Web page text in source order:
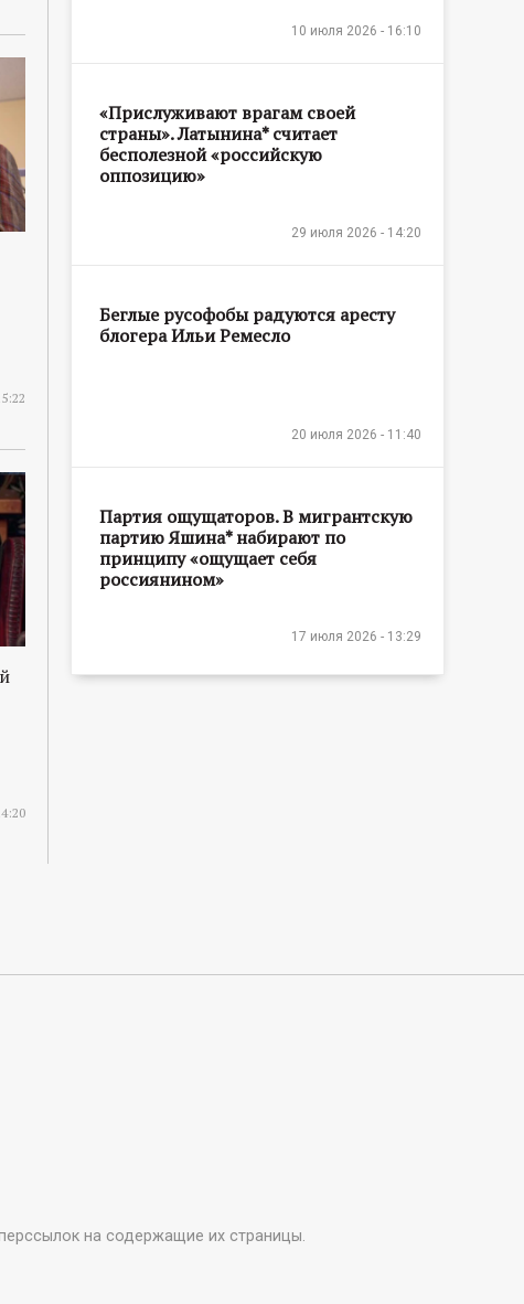
10 июля 2026 - 16:10
«Прислуживают врагам своей
страны». Латынина* считает
бесполезной «российскую
оппозицию»
29 июля 2026 - 14:20
Беглые русофобы радуются аресту
блогера Ильи Ремесло
20 июля 2026 - 11:40
Партия ощущаторов. В мигрантскую
партию Яшина* набирают по
принципу «ощущает себя
россиянином»
17 июля 2026 - 13:29
на содержащие их страницы.